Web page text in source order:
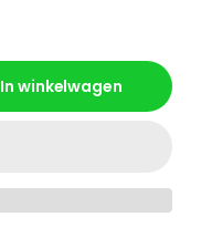
In winkelwagen